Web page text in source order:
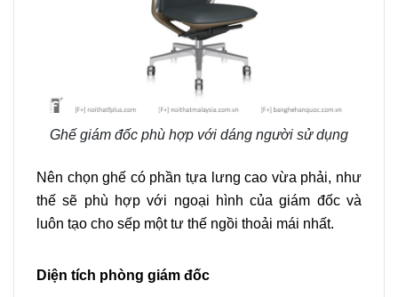
Ghế giám đốc phù hợp với dáng người sử dụng
Nên chọn ghế có phần tựa lưng cao vừa phải, như
thế sẽ phù hợp với ngoại hình của giám đốc và
luôn tạo cho sếp một tư thế ngồi thoải mái nhất.
Diện tích phòng giám đốc